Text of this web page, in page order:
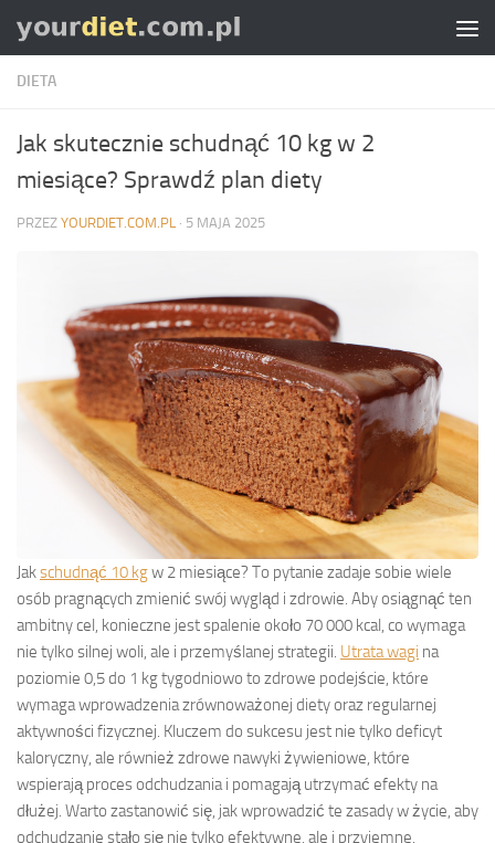
Skip to content
DIETA
Jak skutecznie schudnąć 10 kg w 2
miesiące? Sprawdź plan diety
PRZEZ YOURDIET.COM.PL · 5 MAJA 2025
Jakschudnąć 10 kgw 2 miesiące? To pytanie zadaje sobie wiele
osób pragnących zmienić swój wygląd i zdrowie. Aby osiągnąć ten
ambitny cel, konieczne jest spalenie około 70 000 kcal, co wymaga
nie tylko silnej woli, ale i przemyślanej strategii. Utrata wagi na
poziomie 0,5 do 1 kg tygodniowo to zdrowe podejście, które
wymaga wprowadzenia zrównoważonej diety oraz regularnej
aktywności fizycznej. Kluczem do sukcesu jest nie tylko deficyt
kaloryczny, ale również zdrowe nawyki żywieniowe, które
wspierają proces odchudzania i pomagają utrzymać efekty na
dłużej. Warto zastanowić się, jak wprowadzić te zasady w życie, aby
odchudzanie stało się nie tylko efektywne, ale i przyjemne.